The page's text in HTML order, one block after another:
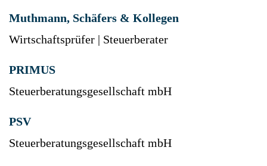
Muthmann, Schäfers & Kollegen
Wirtschaftsprüfer | Steuerberater
PRIMUS
Steuerberatungsgesellschaft mbH
PSV
Steuerberatungsgesellschaft mbH